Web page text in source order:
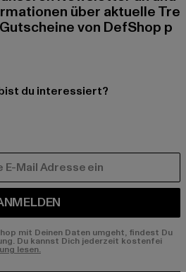
über aktuelle Tre
von DefShop p
du interessiert?
mit Deinen Daten umgeht, findest Du
Du kannst Dich jederzeit kostenfei
lesen.